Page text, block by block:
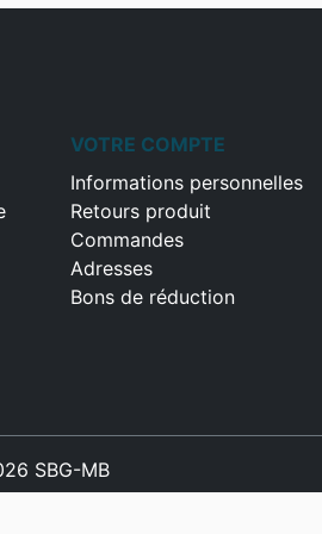
VOTRE COMPTE
Informations personnelles
Retours produit
Commandes
Adresses
Bons de réduction
SBG-MB